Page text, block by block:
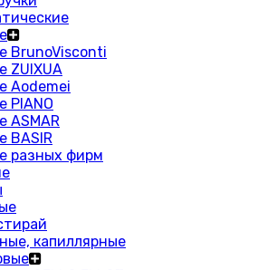
BrunoVisconti
ZUIXUA
Aodemei
PIANO
ASMAR
BASIR
разных фирм
капиллярные